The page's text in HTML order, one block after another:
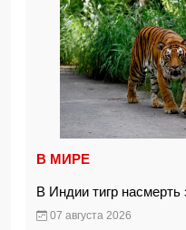
В МИРЕ
В Индии тигр насмерть
07 августа 2026